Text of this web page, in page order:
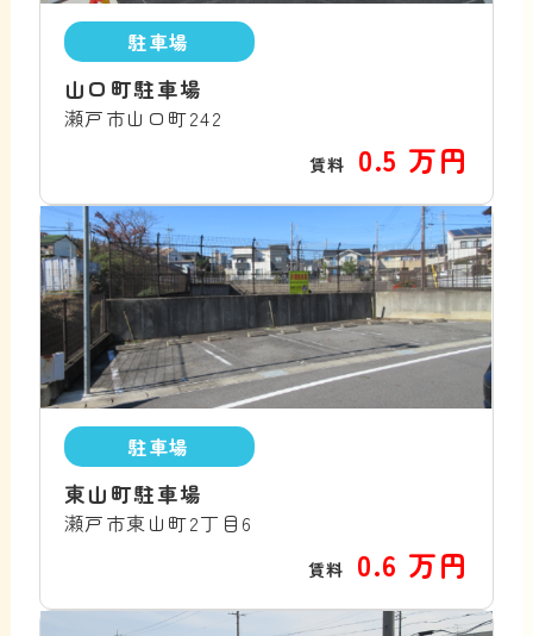
駐車場
山口町駐車場
瀬戸市山口町242
賃料 0.5 万円
駐車場
東山町駐車場
瀬戸市東山町2丁目6
賃料 0.6 万円